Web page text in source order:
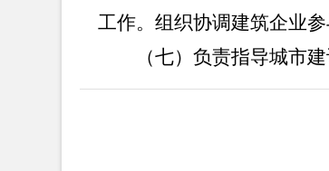
工作。组织协调建筑企业
（七）负责指导城市
织城市（镇）总体设计、